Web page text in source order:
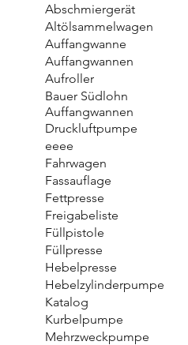
Abschmiergerät
Altölsammelwagen
Auffangwanne
Auffangwannen
Aufroller
Bauer Südlohn
Auffangwannen
Druckluftpumpe
eeee
Fahrwagen
Fassauflage
Fettpresse
Freigabeliste
Füllpistole
Füllpresse
Hebelpresse
Hebelzylinderpumpe
Katalog
Kurbelpumpe
Mehrzweckpumpe